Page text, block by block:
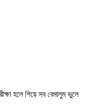
হলে গিয়ে সব বেমালুম ভুলে